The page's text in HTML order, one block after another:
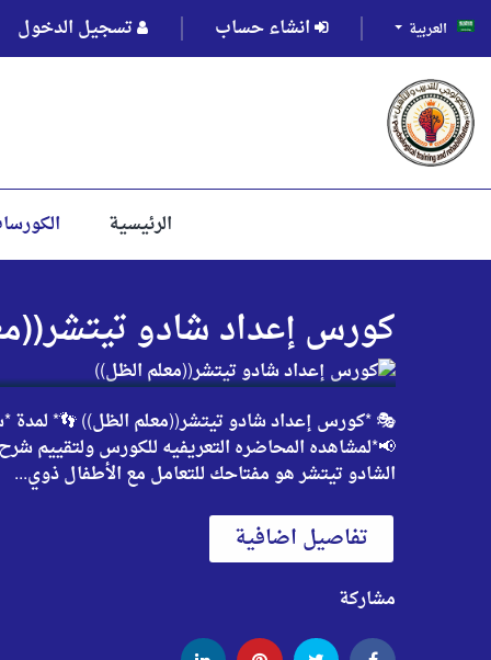
العربية انشاء حساب تسجيل الدخول
الرئيسية
كورس إعداد شادو
📢*لمشاهده المحاضره التعريفيه للكورس ولتقييم
الشادو تيتشر هو مفتاحك للتعامل مع الأطفال ذوي...
تفاصيل اضافية
مشاركة